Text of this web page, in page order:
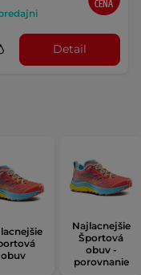
CENA
Detail
obuv
Najlacnejšie
Športová
obuv -
porovnanie